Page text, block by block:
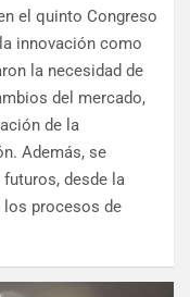
el quinto Congreso
innovación como
la necesidad de
del mercado,
de la
Además, se
desde la
los procesos de